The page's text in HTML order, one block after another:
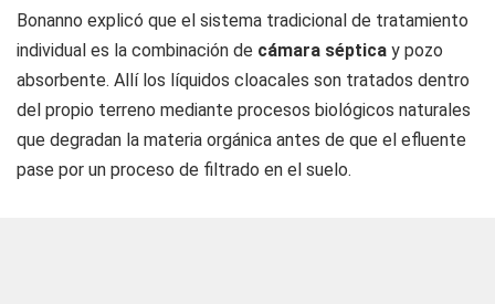
Bonanno explicó que el sistema tradicional de tratamiento
individual es la combinación de cámara séptica y pozo
absorbente. Allí los líquidos cloacales son tratados dentro
del propio terreno mediante procesos biológicos naturales
que degradan la materia orgánica antes de que el efluente
pase por un proceso de filtrado en el suelo.